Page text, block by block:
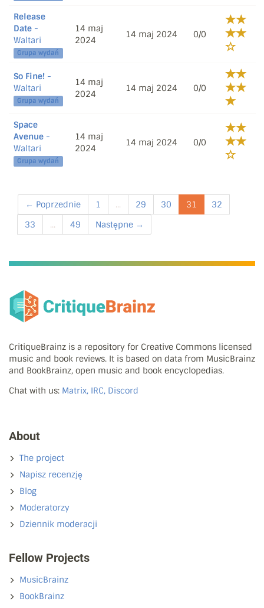
Release
Date -
Waltari
Grupa wydań
14 maj
2024
14 maj 2024 0/0
So Fine! -
Waltari
Grupa wydań
14 maj
2024
14 maj 2024 0/0
Space
Avenue -
Waltari
Grupa wydań
14 maj
2024
14 maj 2024 0/0
← Poprzednie 1 ... 29 30 31
32
33
... 49 Następne →
CritiqueBrainz is a repository for Creative Commons licensed
music and book reviews. It is based on data from MusicBrainz
and BookBrainz, open music and book encyclopedias.
Chat with us: Matrix, IRC, Discord
About
The project
Napisz recenzję
Blog
Moderatorzy
Dziennik moderacji
Fellow Projects
MusicBrainz
BookBrainz